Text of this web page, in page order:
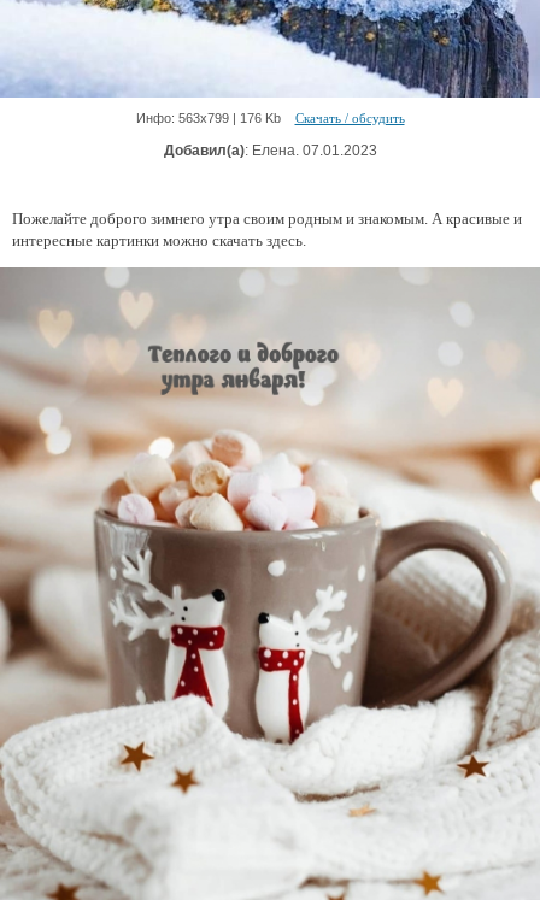
Инфо: 563х799 | 176 Kb Скачать / обсудить
Добавил(а): Елена. 07.01.2023
Пожелайте доброго зимнего утра своим родным и знакомым. А красивые и
интересные картинки можно скачать здесь.